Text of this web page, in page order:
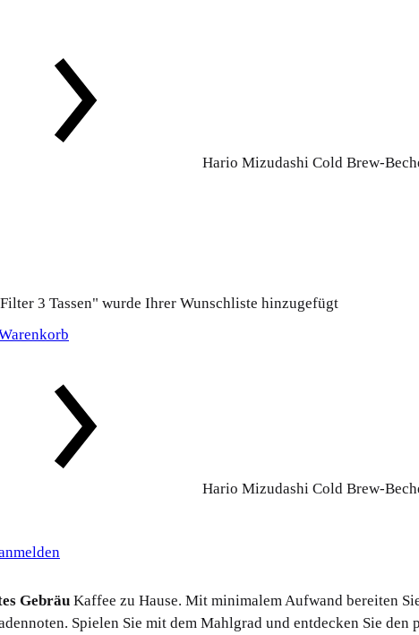
Hario Mizudashi Cold Brew-
3 Tassen" wurde Ihrer Wunschliste hinzugefügt
Hario Mizudashi Cold Brew-
Gebräu Kaffee zu Hause. Mit minimalem Aufwand bereiten
Spielen Sie mit dem Mahlgrad und entdecken Sie